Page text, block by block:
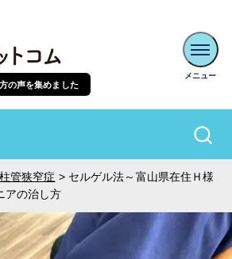
の声を集めました
管狭窄症 > セルゲル法～富山県在住Ｈ様
アの治し方